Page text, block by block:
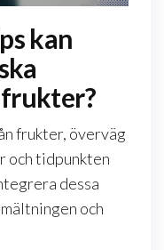
kan
frukter, överväg
och tidpunkten
dessa
och